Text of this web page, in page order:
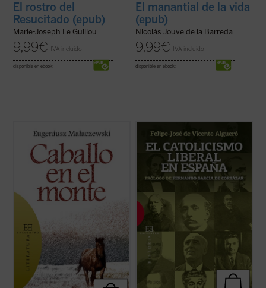
El rostro del
Resucitado (epub)
Marie-Joseph Le Guillou
9,99€ IVA incluido
disponible en ebook:
El manantial de la vida
(epub)
Nicolás Jouve de la Barreda
9,99€ IVA incluido
disponible en ebook:
¿Cuánto dolor puede soportar un hombre?
El protagonista de esta historia, como si
fuera un nuevo santo Job, se hunde en las
profundidades más insondables del
sufrimiento humano. La guerra es la pena
con que la humanidad sufriente se castiga
(ver ficha)
«Una sesgada visión del XIX español tiende
a entender esta historia como un
enfrentamiento entre liberales,
modernizadores, y católicos,
reaccionarios. Esta visión es falsa: desde el
catolicismo militante, explícito y
convencido de los autores ...(ver ficha)